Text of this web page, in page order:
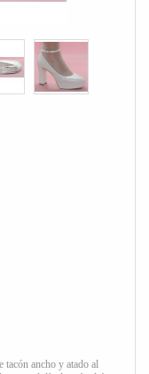
tacón ancho y atado al